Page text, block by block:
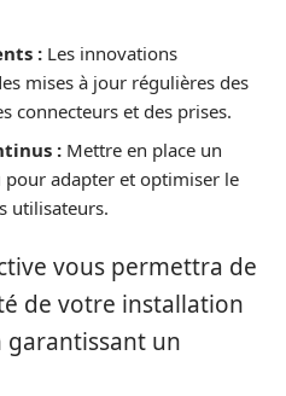
: Les innovations
mises à jour régulières des
connecteurs et des prises.
: Mettre en place un
adapter et optimiser le
utilisateurs.
vous permettra de
de votre installation
un